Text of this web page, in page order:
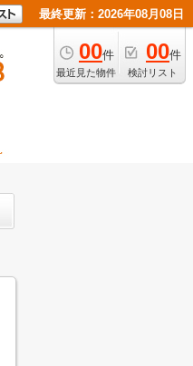
最終更新：2026年08月08日
00件
最近見た物件
00件
検討リスト